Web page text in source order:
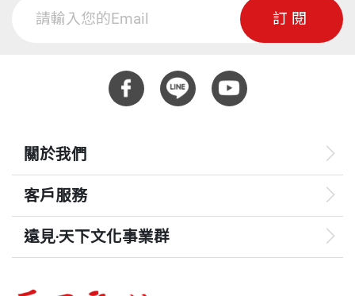
訂閱
關於我們
客戶服務
遠見‧天下文化事業群